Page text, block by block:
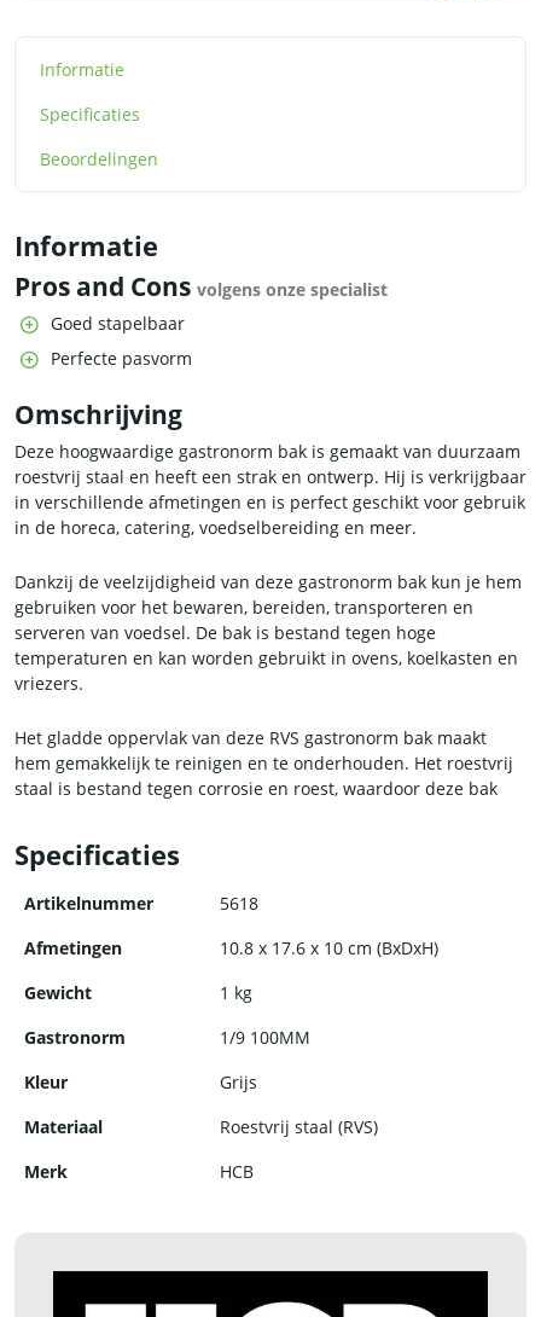
Informatie
Specificaties
Beoordelingen
Informatie
Pros and Cons volgens onze specialist
Goed stapelbaar
Perfecte pasvorm
Omschrijving
Deze hoogwaardige gastronorm bak is gemaakt van duurzaam
roestvrij staal en heeft een strak en ontwerp. Hij is verkrijgbaar
in verschillende afmetingen en is perfect geschikt voor gebruik
in de horeca, catering, voedselbereiding en meer.
Dankzij de veelzijdigheid van deze gastronorm bak kun je hem
gebruiken voor het bewaren, bereiden, transporteren en
serveren van voedsel. De bak is bestand tegen hoge
temperaturen en kan worden gebruikt in ovens, koelkasten en
vriezers.
Het gladde oppervlak van deze RVS gastronorm bak maakt
hem gemakkelijk te reinigen en te onderhouden. Het roestvrij
staal is bestand tegen corrosie en roest, waardoor deze bak
Kies voor kwaliteit en duurzaamheid met de RVS gastronorm
bak van HCB.
Specificaties
Artikelnummer
5618
Afmetingen
10.8 x 17.6 x 10 cm (BxDxH)
Gewicht
1 kg
Gastronorm
1/9 100MM
Kleur
Grijs
Materiaal
Roestvrij staal (RVS)
Merk
HCB